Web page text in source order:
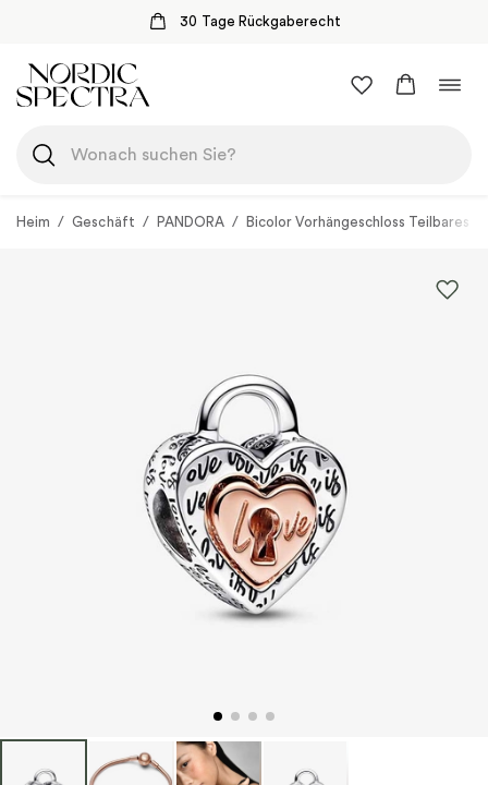
Sichere Zahlung mit
Inhalt
springen
Heim / Geschäft / PANDORA / Bicolor Vorhängeschloss Teilbares